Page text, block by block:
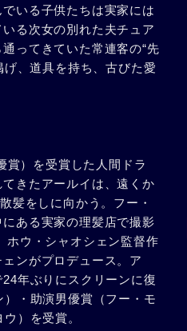
いる子供たちは実家には
る次女の別れた夫チュア
ってきていた常連客の“先
げ、道具を持ち、古びた愛
賞）を受賞した人間ドラ
きたアールイは、遠くか
髪をしに向かう。フー・
ある実家の理髪店で撮影
ホウ・シャオシェン監督作
ンがプロデュース。ア
年ぶりにスクリーンに復
・助演男優賞（フー・モ
）を受賞。